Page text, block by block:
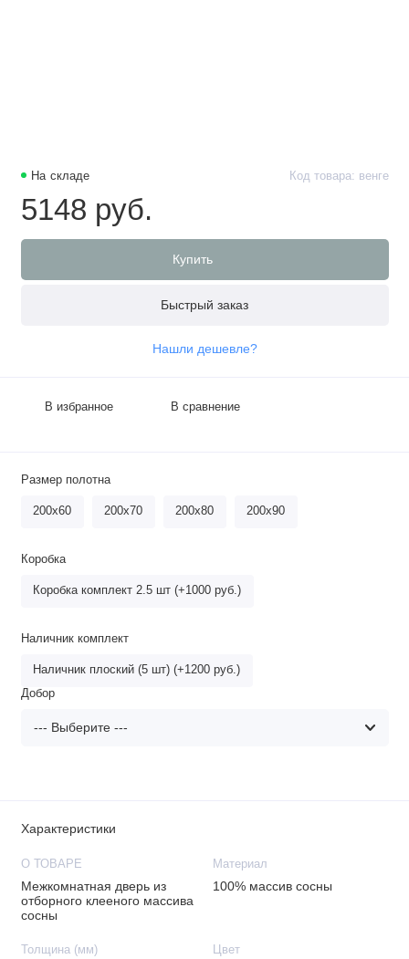
На складе Код товара: венге
5148 руб.
Купить
Быстрый заказ
Нашли дешевле?
В избранное В сравнение
Размер полотна
200х60 200х70 200х80 200х90
Коробка
Коробка комплект 2.5 шт (+1000 руб.)
Наличник комплект
Наличник плоский (5 шт) (+1200 руб.)
Добор
Характеристики
О ТОВАРЕ
Межкомнатная дверь из
отборного клееного массива
сосны
Материал
100% массив сосны
Толщина (мм) Цвет